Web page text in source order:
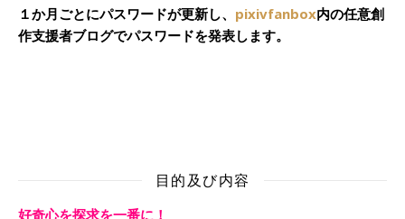
１か月ごとにパスワードが更新し、 pixivfanbox内の任意創
作支援者ブログでパスワードを発表します。
目的及び内容
好奇心を探求を一番に！